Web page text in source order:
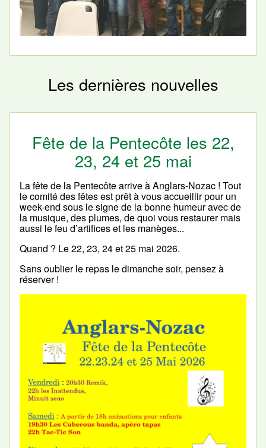
Les dernières nouvelles
Fête de la Pentecôte les 22,
23, 24 et 25 mai
La fête de la Pentecôte arrive à Anglars-Nozac ! Tout
le comité des fêtes est prêt à vous accueillir pour un
week-end sous le signe de la bonne humeur avec de
la musique, des plumes, de quoi vous restaurer mais
aussi le feu d’artifices et les manèges...
Quand ? Le 22, 23, 24 et 25 mai 2026.
Sans oublier le repas le dimanche soir, pensez à
réserver !